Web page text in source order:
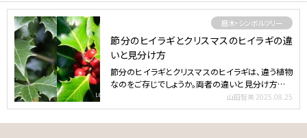
庭木・シンボルツリー
節分のヒイラギとクリスマスのヒイラギの違
いと見分け方
節分のヒイラギとクリスマスのヒイラギは、違う植物
なのをご存じでしょうか。両者の違いと見分け方をご
山田智美 2025.08.25